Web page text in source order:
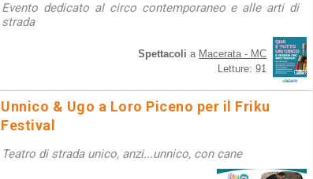
Evento dedicato al circo contemporaneo e alle arti di
strada
Spettacoli a Macerata - MC
Letture: 91
Unnico & Ugo a Loro Piceno per il Friku
Festival
Teatro di strada unico, anzi...unnico, con cane